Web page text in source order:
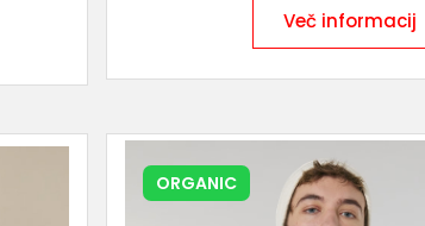
Več informacij
ORGANIC